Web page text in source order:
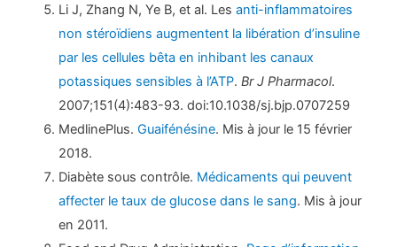
Li J, Zhang N, Ye B, et al. Lesanti-inflammatoires
non stéroïdiens augmentent la libération d’insuline
par les cellules bêta en inhibant les canaux
potassiques sensibles à l’ATP.Br J Pharmacol.
2007;151(4):483-93. doi:10.1038/sj.bjp.0707259
MedlinePlus.Guaifénésine. Mis à jour le 15 février
2018.
Diabète sous contrôle. Médicaments qui peuvent
affecter le taux de glucose dans le sang. Mis à jour
en 2011.